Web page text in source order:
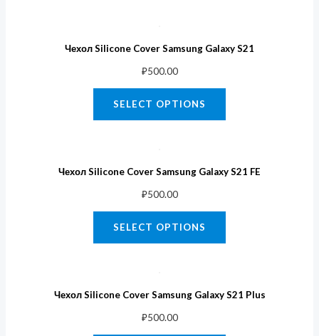
Чехол Silicone Cover Samsung Galaxy S21
₽500.00
SELECT OPTIONS
Чехол Silicone Cover Samsung Galaxy S21 FE
₽500.00
SELECT OPTIONS
Чехол Silicone Cover Samsung Galaxy S21 Plus
₽500.00